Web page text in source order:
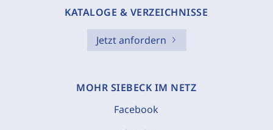
KATALOGE & VERZEICHNISSE
Jetzt anfordern
MOHR SIEBECK IM NETZ
Facebook